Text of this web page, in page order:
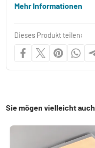
Mehr Informationen
Dieses Produkt teilen:
Sie mögen vielleicht auch